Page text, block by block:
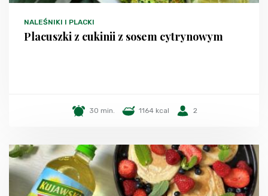
NALEŚNIKI I PLACKI
Placuszki z cukinii z sosem cytrynowym
30 min. 1164 kcal 2